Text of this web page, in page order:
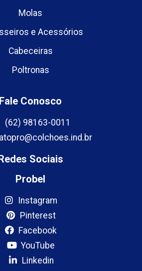
Molas
e Acessórios
Cabeceiras
Poltronas
Fale Conosco
(62) 98163-0011
Sociais
Probel
Instagram
Pinterest
Facebook
YouTube
Linkedin